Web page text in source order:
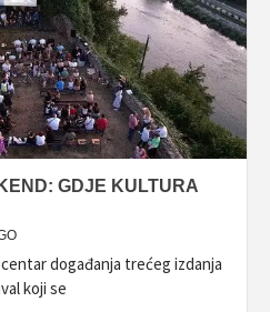
GDJE KULTURA
događanja trećeg izdanja
koji se